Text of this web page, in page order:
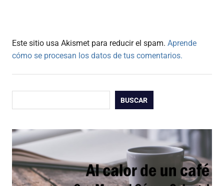
Este sitio usa Akismet para reducir el spam. Aprende
cómo se procesan los datos de tus comentarios.
BUSCAR